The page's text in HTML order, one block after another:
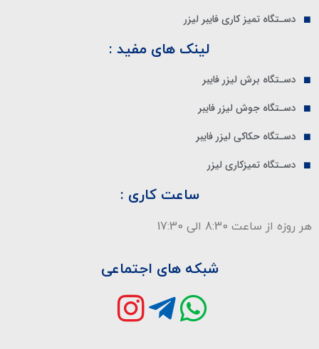
دسـتگاه تمیز کاری فایبر لیزر
لینک های مفید :
دسـتگاه برش لیزر فایبر
دسـتگاه جوش لیزر فایبر
دسـتگاه حکاکی لیزر فایبر
دسـتگاه تمیزکاری لیزر
ساعت کاری :
هر روزه از ساعت 8:30 الی 17:30
شبکه های اجتماعی